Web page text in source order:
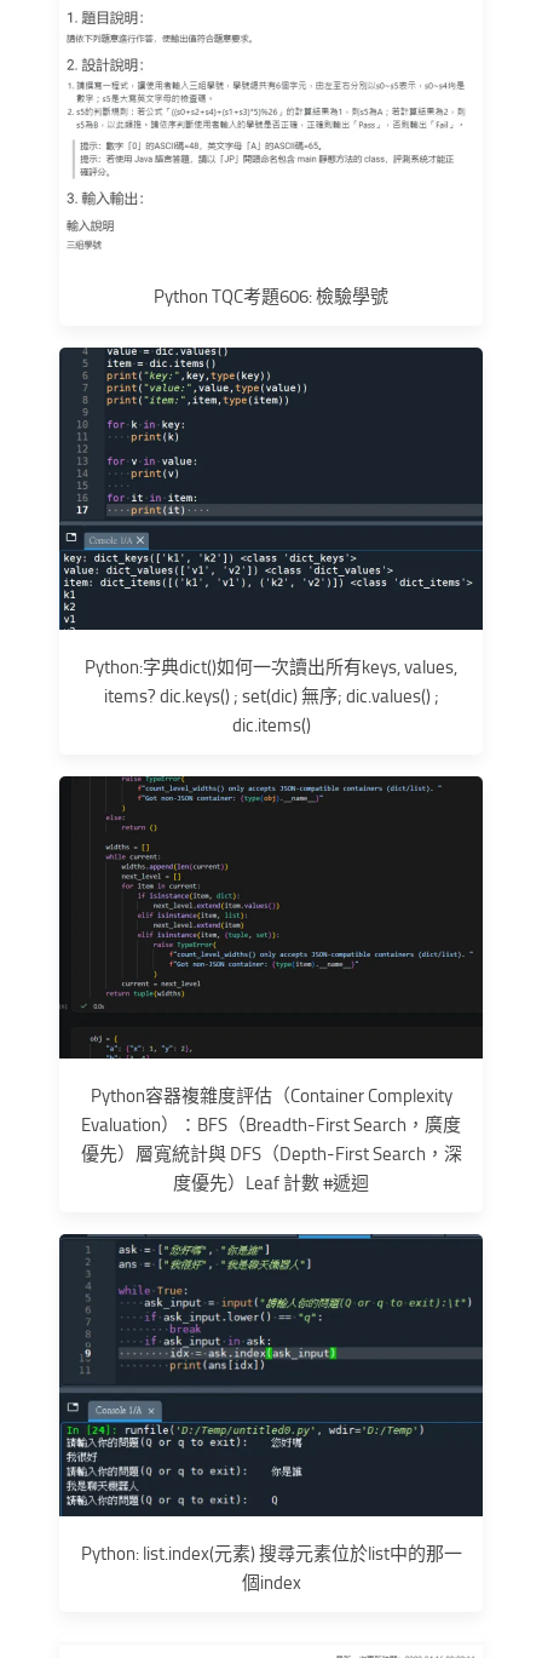
Python TQC考題606: 檢驗學號
Python:字典dict()如何一次讀出所有keys, values,
items? dic.keys() ; set(dic) 無序; dic.values() ;
dic.items()
Python容器複雜度評估（Container Complexity
Evaluation）：BFS（Breadth-First Search，廣度
優先）層寬統計與 DFS（Depth-First Search，深
度優先）Leaf 計數 #遞迴
Python: list.index(元素) 搜尋元素位於list中的那一
個index